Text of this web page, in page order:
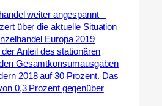
weiter angespannt –
über die aktuelle Situation
Europa 2019
Anteil des stationären
Gesamtkonsumausgaben
2018 auf 30 Prozent. Das
0,3 Prozent gegenüber